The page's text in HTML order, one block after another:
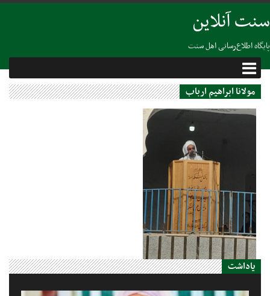
سنت آنلاین
پایگاه اطلاع‌رسانی اهل سنت
مولانا ابراهیم ارباب
02 مه 2022
مراسم عید سعید فطر در سراوان
برگزار شد
یاداشت